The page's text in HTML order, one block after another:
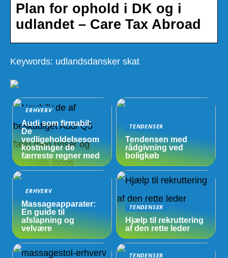
Plan for ophold i DK og i
udlandet – Care Tax Abroad
Keywords: udlandsdansker skat
ERHVERV
Audi som firmabil:
De
vedligeholdelsesom
kostninger de
færreste regner med
TENDENSER
Tendensen med
rådgivning ved
boligkøb
ERHVERV
Massageapparater:
En guide til
afslapning og
velvære
TENDENSER
Hjælp til rekruttering
af den rette leder
TENDENSER